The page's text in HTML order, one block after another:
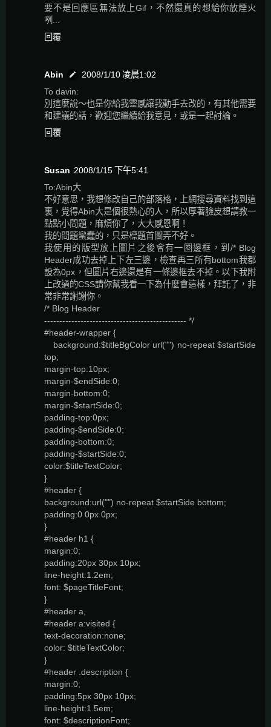
要不是回應區無法放上Gif，不然還真的想給你放煙火
咧...
回覆
Abin
2008/1/10 凌晨1:02
To davin:
別這麼說～也是你給我靈感讓我動手去改的，有其他需要
和建議的話，歡迎您繼續給我意見，或是一起討論。
回覆
Susan 2008/1/15 下午5:41
To:Abin大
不好意思，我想修改自己的部落格，上網搜尋資料找到這
裏，覺得Abin大是個很熱心的人，所以厚著臉皮想請教一
點點小問題，麻煩你了，大大感恩啊！
我的問題蠻蠢的，只是標題首圖弄不好。
我使用的版型放上圖片之後會有一圈邊框，到/* Blog
Header成功去掉上下左三邊，檢查再三所有bottom我都
設為0px，但圖片右邊還是有一條邊框去不掉。以下我附
上改過的CSS請你幫我看一下為什麼會這樣，拜託了，非
常非常謝謝你。
/* Blog Header
----------------------------------------------- */
#header-wrapper {
background:$titleBgColor url("") no-repeat $startSide
top;
margin-top:10px;
margin-$endSide:0;
margin-bottom:0;
margin-$startSide:0;
padding-top:0px;
padding-$endSide:0;
padding-bottom:0;
padding-$startSide:0;
color:$titleTextColor;
}
#header {
background:url("") no-repeat $startSide bottom;
padding:0 0px 0px;
}
#header h1 {
margin:0;
padding:20px 30px 10px;
line-height:1.2em;
font: $pageTitleFont;
}
#header a,
#header a:visited {
text-decoration:none;
color: $titleTextColor;
}
#header .description {
margin:0;
padding:5px 30px 10px;
line-height:1.5em;
font: $descriptionFont;